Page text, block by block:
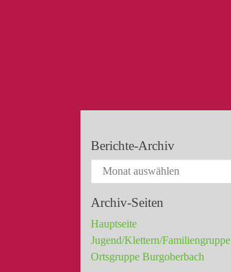
Berichte-Archiv
Archiv-Seiten
Hauptseite
Jugend/Klettern/Familiengruppe
Ortsgruppe Burgoberbach